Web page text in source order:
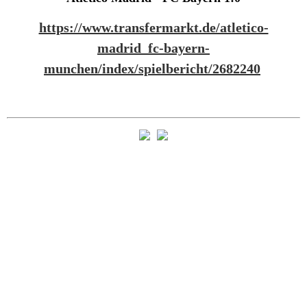
https://www.transfermarkt.de/atletico-
madrid_fc-bayern-
munchen/index/spielbericht/2682240